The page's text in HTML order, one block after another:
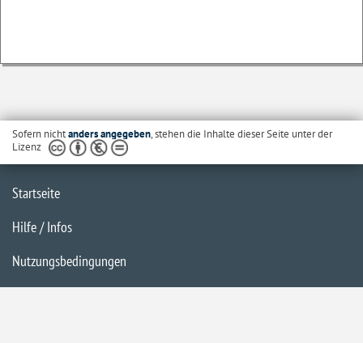
Sofern nichtanders angegeben, stehen die Inhalte dieser Seite unter der
Lizenz
Startseite
Hilfe / Infos
Nutzungsbedingungen